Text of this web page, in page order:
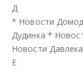
Д
* Новости
Дудинка *
Новости
Е